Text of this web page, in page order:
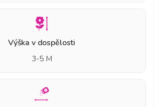
Výška v dospělosti
3-5 M